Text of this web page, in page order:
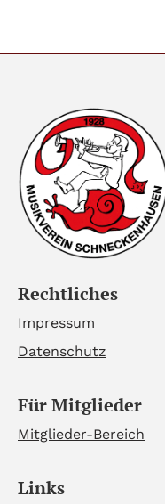
Rechtliches
Impressum
Datenschutz
Für Mitglieder
Mitglieder-Bereich
Links